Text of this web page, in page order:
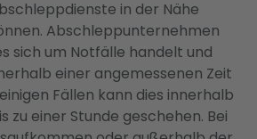
in der Nähe
Abschleppunternehmen
sich um Notfälle handelt und
einer angemessenen Zeit
Fällen kann dies innerhalb
zu einer Stunde geschehen. Bei